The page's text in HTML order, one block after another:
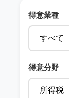
得意業種
得意分野